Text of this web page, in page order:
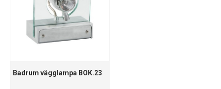
Badrum vägglampa BOK.23